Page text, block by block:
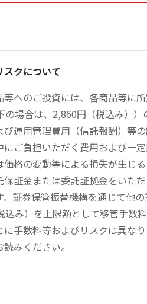
スクについて
等へのご投資には、各商品等に
の場合は、2,860円（税込み）
び運用管理費用（信託報酬）等
ご負担いただく費用および一
価格の変動等による損失が生じ
保証金または委託証拠金をいた
。証券保管振替機構を通じて他
込み）を上限額として移管手数
に手数料等およびリスクは異な
みください。